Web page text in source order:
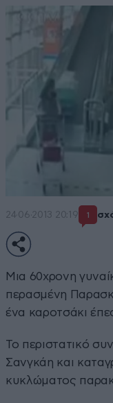
24·06·2013 20:19 1
Μια 60χρονη
περασμένη
ένα καροτσάκι
Το περιστατικό
Σανγκάη και
κυκλώματος